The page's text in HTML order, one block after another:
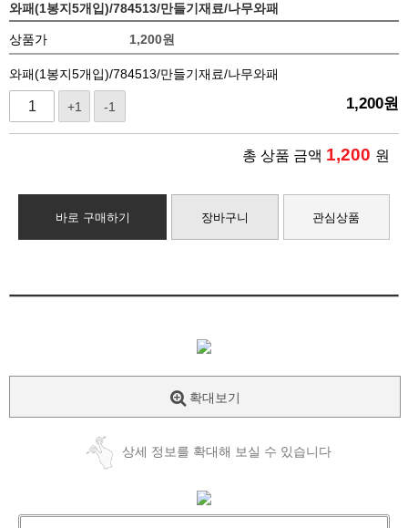
와패(1봉지5개입)/784513/만들기재료/나무와패
상품가 1,200원
와패(1봉지5개입)/784513/만들기재료/나무와패
+1 -1 1,200원
총 상품 금액 1,200 원
바로 구매하기 장바구니 관심상품
확대보기
상세 정보를 확대해 보실 수 있습니다